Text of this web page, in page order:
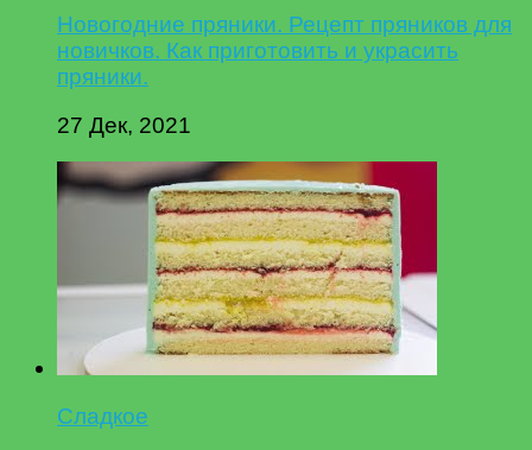
Новогодние пряники. Рецепт пряников для
новичков. Как приготовить и украсить
пряники.
27 Дек, 2021
Сладкое